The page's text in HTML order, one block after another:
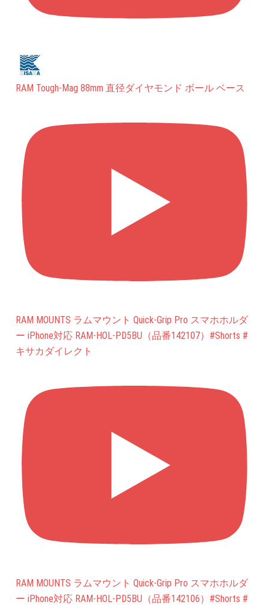
RAM Tough-Mag 88mm 直径ダイヤモンド ボール ベース
RAM MOUNTS ラムマウント Quick-Grip Pro スマホホルダ
ー iPhone対応 RAM-HOL-PD5BU（品番142107）#Shorts #
キサカダイレクト
RAM MOUNTS ラムマウント Quick-Grip Pro スマホホルダ
ー iPhone対応 RAM-HOL-PD5BU（品番142106）#Shorts #